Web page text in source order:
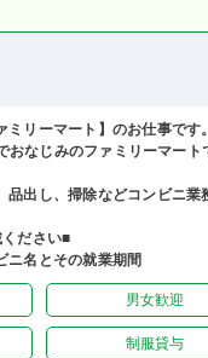
リーマート】のお仕事です。
おなじみのファミリーマー
品出し、掃除などコンビニ業
ださい■
ニ名とその就業期間
男女歓迎
制服貸与